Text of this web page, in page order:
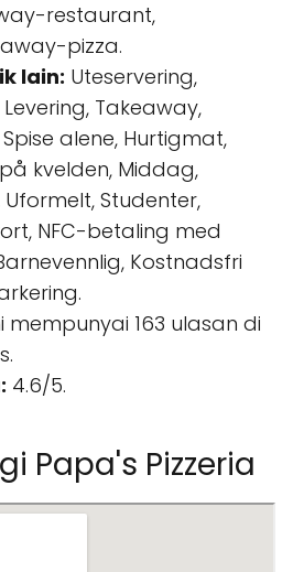
restaurant,
pizza.
lain: Uteservering,
Takeaway,
alene, Hurtigmat,
kvelden, Middag,
Studenter,
NFC-betaling med
Kostnadsfri
mempunyai 163 ulasan di
4.6/5.
Papa's Pizzeria